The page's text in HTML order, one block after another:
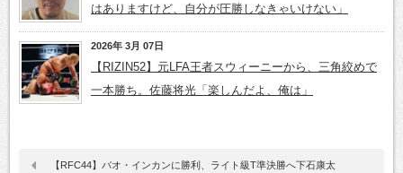
はありますけど、自分が圧勝しなきゃいけない」
2026年 3月 07日
【RIZIN52】元LFA王者スウィーニーから、三角絞めで
一本勝ち。佐藤将光「楽しんだよ、俺は」
【RFC44】バオ・インカンに勝利、ライト級T準決勝へ下石康太